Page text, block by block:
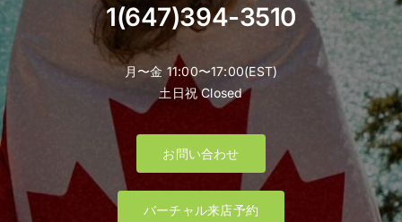
1(647)394-3510
月〜金 11:00〜17:00(EST)
土日祝 Closed
お問い合わせ
バーチャル来店予約